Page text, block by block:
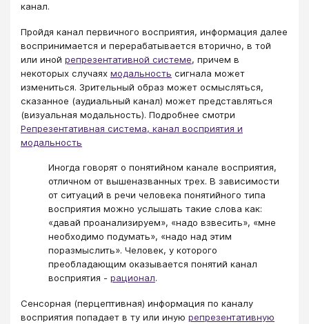
канал.
Пройдя канал первичного восприятия, информация далее
воспринимается и перерабатывается вторично, в той
или иной репрезентативной системе, причем в
некоторых случаях модальность сигнала может
измениться. Зрительный образ может осмысляться,
сказанное (аудиальный канал) может представляться
(визуальная модальность). Подробнее смотри
Репрезентативная система, канал восприятия и
модальность
Иногда говорят о понятийном канале восприятия,
отличном от вышеназванных трех. В зависимости
от ситуаций в речи человека понятийного типа
восприятия можно услышать такие слова как:
«давай проанализируем», «надо взвесить», «мне
необходимо подумать», «надо над этим
поразмыслить». Человек, у которого
преобладающим оказывается понятий канал
восприятия - рационал.
Сенсорная (перцептивная) информация по каналу
восприятия попадает в ту или иную репрезентативную